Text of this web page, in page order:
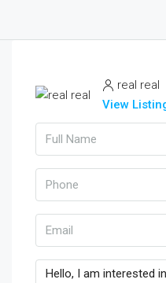
real real
View